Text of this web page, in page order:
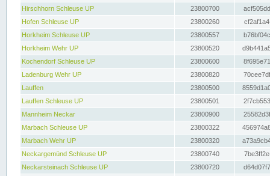
Hirschhorn Schleuse UP
23800700
Hofen Schleuse UP
23800260
Horkheim Schleuse UP
23800557
Horkheim Wehr UP
23800520
Kochendorf Schleuse UP
23800600
Ladenburg Wehr UP
23800820
Lauffen
23800500
Lauffen Schleuse UP
23800501
Mannheim Neckar
23800900
Marbach Schleuse UP
23800322
Marbach Wehr UP
23800320
Neckargemünd Schleuse UP
23800740
Neckarsteinach Schleuse UP
23800720